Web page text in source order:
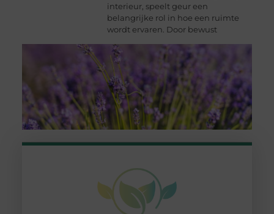
interieur, speelt geur een
belangrijke rol in hoe een ruimte
wordt ervaren. Door bewust